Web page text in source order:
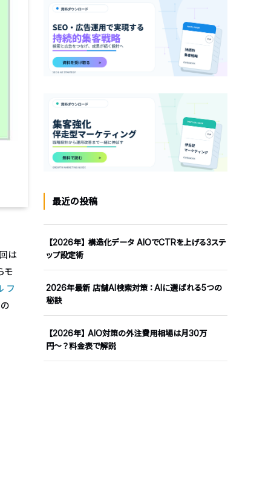
は
モ
フ
最近の投稿
【2026年】構造化データ AIOでCTRを上げる3ステ
ップ設定術
2026年最新 店舗AI検索対策：AIに選ばれる5つの
秘訣
【2026年】AIO対策の外注費用相場は月30万
円〜？料金表で解説